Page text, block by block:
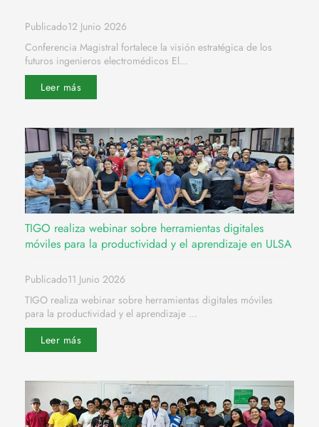
Publicado12 Junio 2026
Conferencia Magistral fortalece la visión estratégica de los
futuros ingenieros electromédicos El...
Leer más
TIGO realiza webinar sobre herramientas digitales
móviles para la productividad y el aprendizaje en ULSA
Publicado11 Junio 2026
TIGO realiza webinar sobre herramientas digitales móviles
para la productividad y el aprendizaje ...
Leer más